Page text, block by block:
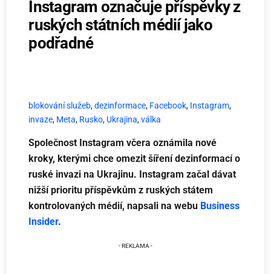
Instagram označuje příspěvky z
ruských státních médií jako
podřadné
blokování služeb,dezinformace, Facebook, Instagram,
invaze, Meta, Rusko, Ukrajina,válka
Společnost Instagram včera oznámila nové
kroky, kterými chce omezit šíření dezinformací o
ruské invazi na Ukrajinu. Instagram začal dávat
nižší prioritu příspěvkům z ruských státem
kontrolovaných médií, napsali na webu Business
Insider.